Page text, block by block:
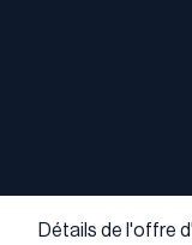
Détails de l'offre